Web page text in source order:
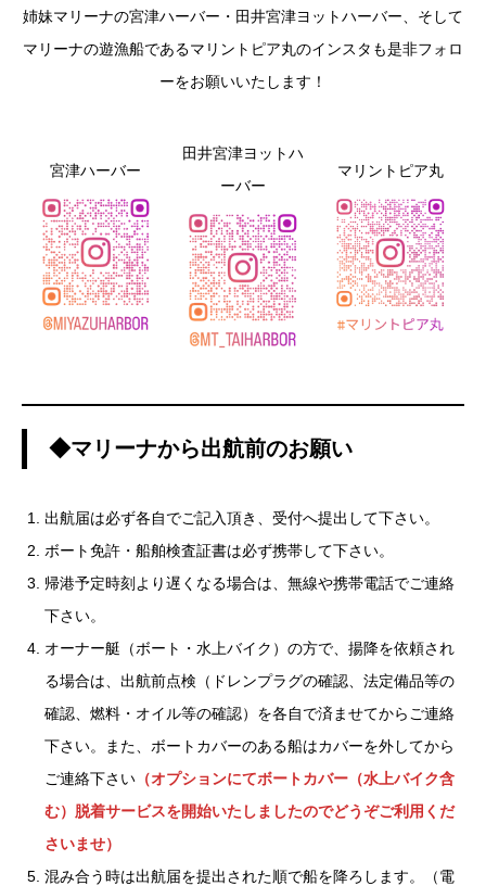
姉妹マリーナの宮津ハーバー・田井宮津ヨットハーバー、そして
マリーナの遊漁船であるマリントピア丸のインスタも是非フォロ
ーをお願いいたします！
宮津ハーバー
田井宮津ヨットハ
ーバー
マリントピア丸
◆マリーナから出航前のお願い
出航届は必ず各自でご記入頂き、受付へ提出して下さい。
ボート免許・船舶検査証書は必ず携帯して下さい。
帰港予定時刻より遅くなる場合は、無線や携帯電話でご連絡
下さい。
オーナー艇（ボート・水上バイク）の方で、揚降を依頼され
る場合は、出航前点検（ドレンプラグの確認、法定備品等の
確認、燃料・オイル等の確認）を各自で済ませてからご連絡
下さい。また、ボートカバーのある船はカバーを外してから
ご連絡下さい （オプションにてボートカバー（水上バイク含
む）脱着サービスを開始いたしましたのでどうぞご利用くだ
さいませ）
混み合う時は出航届を提出された順で船を降ろします。（電